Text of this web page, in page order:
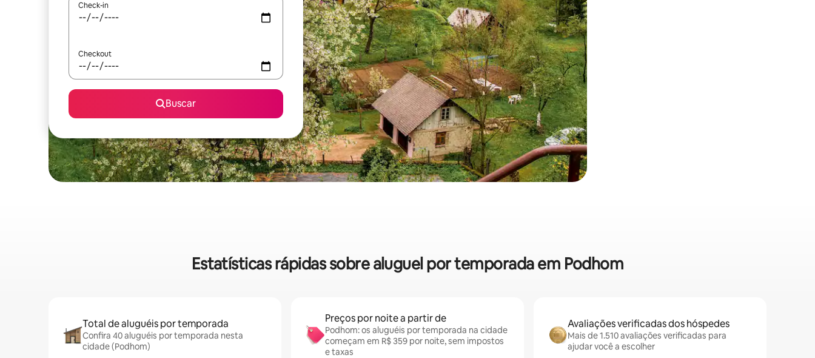
Check-in
Checkout
Buscar
Estatísticas rápidas sobre aluguel por temporada em Podhom
Total de aluguéis por temporada
Confira 40 aluguéis por temporada nesta
cidade (Podhom)
Preços por noite a partir de
Podhom: os aluguéis por temporada na cidade
começam em R$ 359 por noite, sem impostos
e taxas
Avaliações verificadas dos hóspedes
Mais de 1.510 avaliações verificadas para
ajudar você a escolher